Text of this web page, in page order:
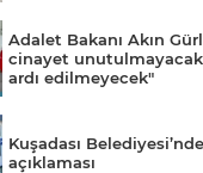
Adalet Bakanı Akın
cinayet
ardı edilmeyecek"
Kuşadası
açıklaması